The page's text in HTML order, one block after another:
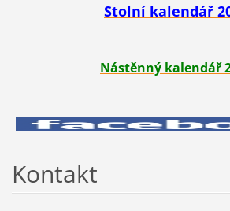
Stolní kalendář
Nástěnný kalendář
Kontakt